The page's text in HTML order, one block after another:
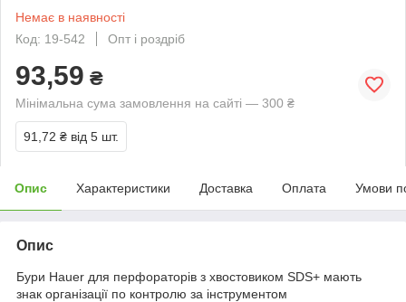
Немає в наявності
Код: 19-542
Опт і роздріб
93,59 ₴
Мінімальна сума замовлення на сайті — 300 ₴
91,72 ₴ від 5 шт.
Опис Характеристики Доставка Оплата Умови
Опис
Бури Hauer для перфораторів з хвостовиком SDS+ мають
знак організації по контролю за інструментом